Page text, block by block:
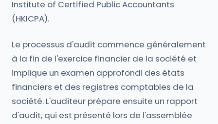
Institute of Certified Public Accountants
(HKICPA).
Le processus d'audit commence généralement
à la fin de l'exercice financier de la société et
implique un examen approfondi des états
financiers et des registres comptables de la
société. L'auditeur prépare ensuite un rapport
d'audit, qui est présenté lors de l'assemblée